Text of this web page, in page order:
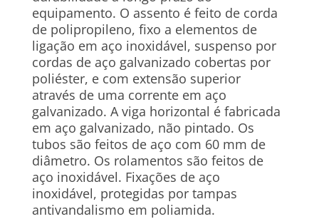
equipamento. O assento é feito de corda
de polipropileno, fixo a elementos de
ligação em aço inoxidável, suspenso por
cordas de aço galvanizado cobertas por
poliéster, e com extensão superior
através de uma corrente em aço
galvanizado. A viga horizontal é fabricada
em aço galvanizado, não pintado. Os
tubos são feitos de aço com 60 mm de
diâmetro. Os rolamentos são feitos de
aço inoxidável. Fixações de aço
inoxidável, protegidas por tampas
antivandalismo em poliamida.